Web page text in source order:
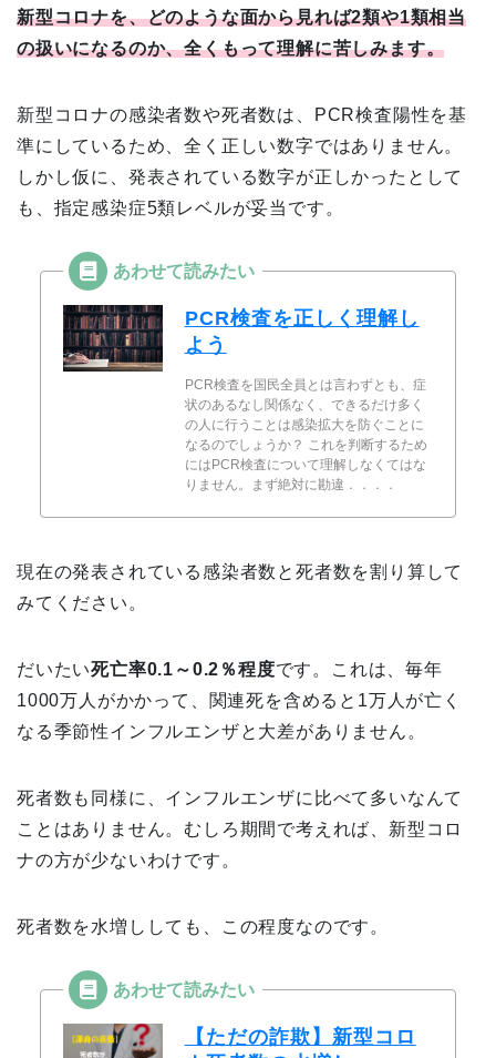
新型コロナを、どのような面から見れば2類や1類相当
の扱いになるのか、全くもって理解に苦しみます。
新型コロナの感染者数や死者数は、PCR検査陽性を基
準にしているため、全く正しい数字ではありません。
しかし仮に、発表されている数字が正しかったとして
も、指定感染症5類レベルが妥当です。
PCR検査を正しく理解し
よう
PCR検査を国民全員とは言わずとも、症
状のあるなし関係なく、できるだけ多く
の人に行うことは感染拡大を防ぐことに
なるのでしょうか？ これを判断するため
にはPCR検査について理解しなくてはな
りません。まず絶対に勘違．．．．
現在の発表されている感染者数と死者数を割り算して
みてください。
だいたい死亡率0.1～0.2％程度です。これは、毎年
1000万人がかかって、関連死を含めると1万人が亡く
なる季節性インフルエンザと大差がありません。
死者数も同様に、インフルエンザに比べて多いなんて
ことはありません。むしろ期間で考えれば、新型コロ
ナの方が少ないわけです。
死者数を水増ししても、この程度なのです。
【ただの詐欺】新型コロ